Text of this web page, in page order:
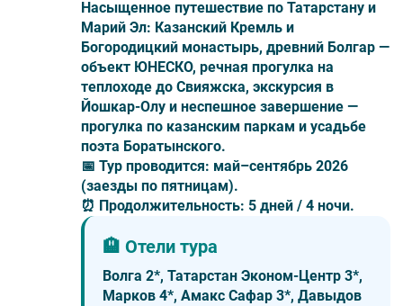
Насыщенное путешествие по Татарстану и
Марий Эл: Казанский Кремль и
Богородицкий монастырь, древний Болгар —
объект ЮНЕСКО, речная прогулка на
теплоходе до Свияжска, экскурсия в
Йошкар-Олу и неспешное завершение —
прогулка по казанским паркам и усадьбе
поэта Боратынского.
📅 Тур проводится: май–сентябрь 2026
(заезды по пятницам).
⏰ Продолжительность: 5 дней / 4 ночи.
🏨 Отели тура
Волга 2*, Татарстан Эконом-Центр 3*,
Марков 4*, Амакс Сафар 3*, Давыдов